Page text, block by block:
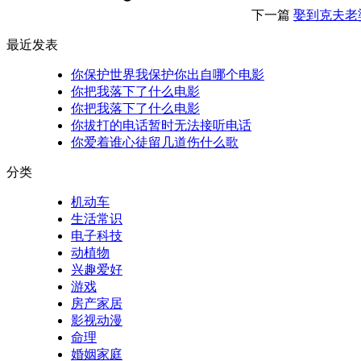
下一篇 娶到克夫
最近发表
你保护世界我保护你出自哪个电影
你把我落下了什么电影
你把我落下了什么电影
你拔打的电话暂时无法接听电话
你爱着谁心徒留几道伤什么歌
分类
机动车
生活常识
电子科技
动植物
兴趣爱好
游戏
房产家居
影视动漫
命理
婚姻家庭